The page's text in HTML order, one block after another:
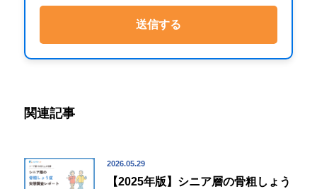
関連記事
2026.05.29
【2025年版】シニア層の骨粗しょう